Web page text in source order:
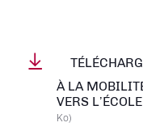
À LA
VERS
Ko)